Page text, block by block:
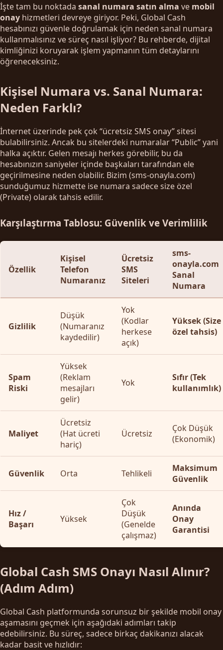
İşte tam bu noktada sanal numara satın alma ve mobil
onay hizmetleri devreye giriyor. Peki, Global Cash
hesabınızı güvenle doğrulamak için neden sanal numara
kullanmalısınız ve süreç nasıl işliyor? Bu rehberde, dijital
kimliğinizi koruyarak işlem yapmanın tüm detaylarını
öğreneceksiniz.
Kişisel Numara vs. Sanal Numara:
Neden Farklı?
İnternet üzerinde pek çok “ücretsiz SMS onay” sitesi
bulabilirsiniz. Ancak bu sitelerdeki numaralar “Public” yani
halka açıktır. Gelen mesajı herkes görebilir, bu da
hesabınızın saniyeler içinde başkaları tarafından ele
geçirilmesine neden olabilir. Bizim (sms-onayla.com)
sunduğumuz hizmette ise numara sadece size özel
(Private) olarak tahsis edilir.
Karşılaştırma Tablosu: Güvenlik ve Verimlilik
Özellik
Kişisel
Telefon
Numaranız
Ücretsiz
SMS
Siteleri
sms-
onayla.com
Sanal
Numara
Gizlilik
Düşük
(Numaranız
kaydedilir)
Yok
(Kodlar
herkese
açık)
Yüksek (Size
özel tahsis)
Spam
Riski
Yüksek
(Reklam
mesajları
gelir)
Yok
Sıfır (Tek
kullanımlık)
Maliyet
Ücretsiz
(Hat ücreti
hariç)
Ücretsiz
Çok Düşük
(Ekonomik)
Güvenlik Orta Tehlikeli
Maksimum
Güvenlik
Hız /
Başarı
Yüksek
Çok
Düşük
(Genelde
çalışmaz)
Anında
Onay
Garantisi
Global Cash SMS Onayı Nasıl Alınır?
(Adım Adım)
Global Cash platformunda sorunsuz bir şekilde mobil onay
aşamasını geçmek için aşağıdaki adımları takip
edebilirsiniz. Bu süreç, sadece birkaç dakikanızı alacak
kadar basit ve hızlıdır: